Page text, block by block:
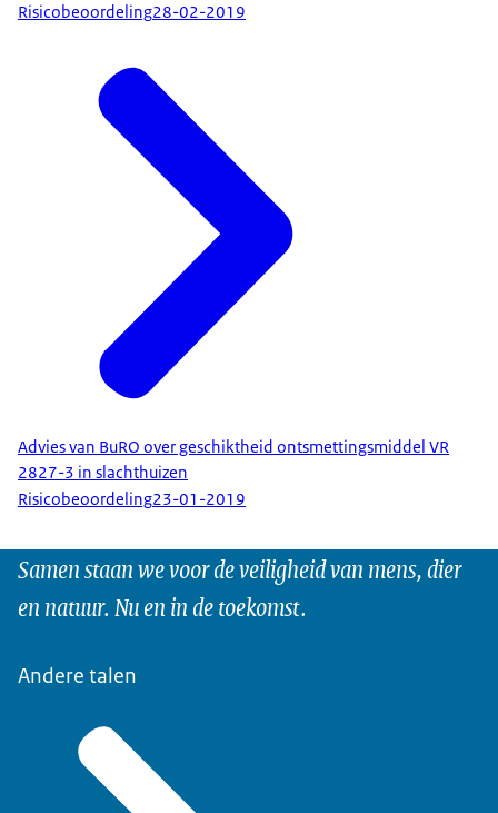
Risicobeoordeling28-02-2019
Advies van BuRO over geschiktheid ontsmettingsmiddel VR
2827-3 in slachthuizen
Risicobeoordeling23-01-2019
Samen staan we voor de veiligheid van mens, dier
en natuur. Nu en in de toekomst.
Andere talen